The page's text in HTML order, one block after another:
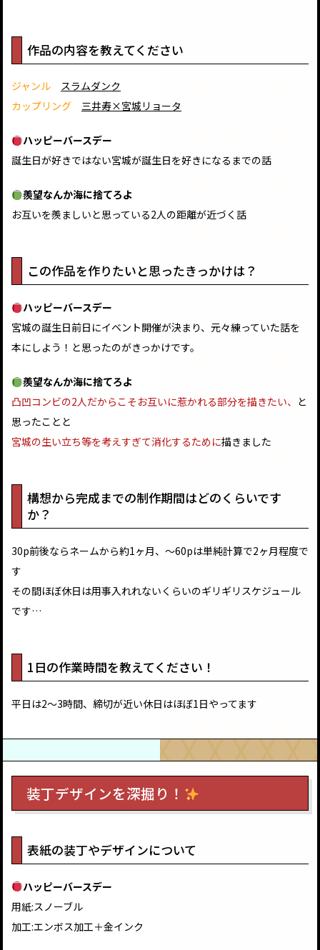
作品の内容を教えてください
ジャンル
スラムダンク
カップリング
三井寿×宮城リョータ
ハッピーバースデー
誕生日が好きではない宮城が誕生日を好きになるまでの話
羨望なんか海に捨てろよ
お互いを羨ましいと思っている2人の距離が近づく話
この作品を作りたいと思ったきっかけは？
ハッピーバースデー
宮城の誕生日前日にイベント開催が決まり、元々練っていた話を
本にしよう！と思ったのがきっかけです。
羨望なんか海に捨てろよ
凸凹コンビの2人だからこそお互いに惹かれる部分を描きたい、 と
思ったことと
宮城の生い立ち等を考えすぎて消化するために描きました
構想から完成までの制作期間はどのくらいです
か？
30p前後ならネームから約1ヶ月、〜60pは単純計算で2ヶ月程度で
す
その間ほぼ休日は用事入れれないくらいのギリギリスケジュール
です…
1日の作業時間を教えてください！
平日は2〜3時間、締切が近い休日はほぼ1日やってます
装丁デザインを深掘り！
表紙の装丁やデザインについて
ハッピーバースデー
用紙:スノーブル
加工:エンボス加工＋金インク